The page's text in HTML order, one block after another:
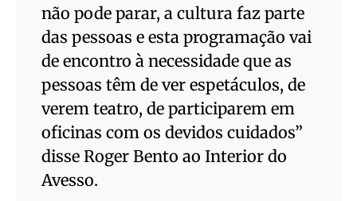
não pode parar, a cultura faz parte
das pessoas e esta programação vai
de encontro à necessidade que as
pessoas têm de ver espetáculos, de
verem teatro, de participarem em
oficinas com os devidos cuidados”
disse Roger Bento ao Interior do
Avesso.